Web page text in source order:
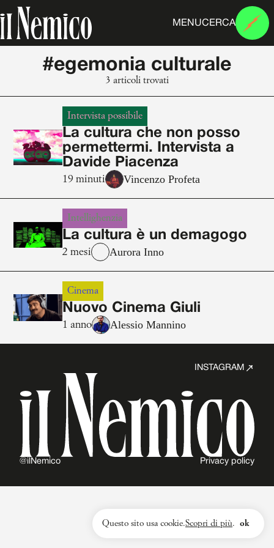
MENUCERCA
#egemonia culturale
3 articoli trovati
Intervista possibile
La cultura che non posso
permettermi. Intervista a
Davide Piacenza
19 minuti Vincenzo Profeta
Intellighenzia
La cultura è un demagogo
2 mesi Aurora Inno
Cinema
Nuovo Cinema Giuli
1 anno Alessio Mannino
INSTAGRAM
@ilNemico Privacy policy
Questo sito usa cookie.Scopri di più. ok